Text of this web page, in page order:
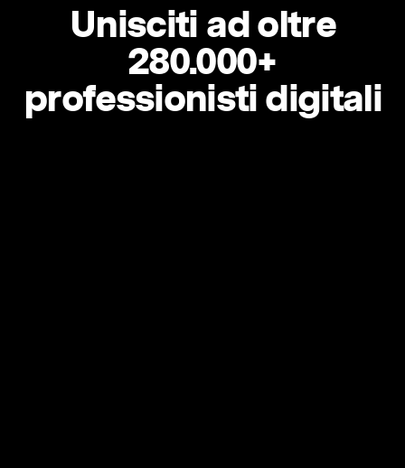
Unisciti ad oltre
280.000+
professionisti digitali